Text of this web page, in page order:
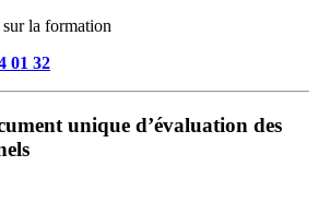
la formation
01 32
unique d’évaluation des